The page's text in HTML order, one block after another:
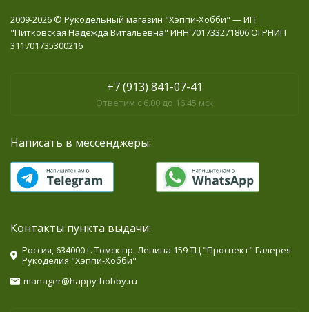
2009-2026 © Рукодельный магазин "Хэппи-Хобби" — ИП
"Питковская Надежда Витальевна" ИНН 701733271806 ОГРНИП
311701735300216
+7 (913) 841-07-41
Ответим с 6.00 до 16.45 мск
Написать в мессенджеры:
Контакты пункта выдачи:
Россия, 634000 г. Томск пр. Ленина 159 ТЦ "Проспект" Галерея
Рукоделия "Хэппи-Хобби"
manager@happy-hobby.ru